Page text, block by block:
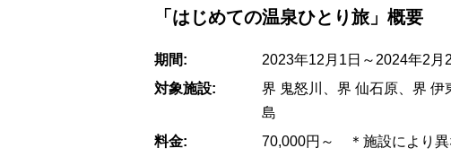
「はじめての温泉ひとり旅」概要
期間:
2023年12月1日～2024年2月
対象施設:
界 鬼怒川、界 仙石原、界
島
料金:
70,000円～ ＊施設により異